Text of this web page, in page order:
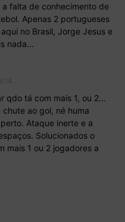
falta de conhecimento de
Apenas 2 portugueses
no Brasil, Jorge Jesus e
nada…
qdo tá com mais 1, ou 2…
ao gol, né huma
Ataque inerte e a
Solucionados o
mais 1 ou 2 jogadores a